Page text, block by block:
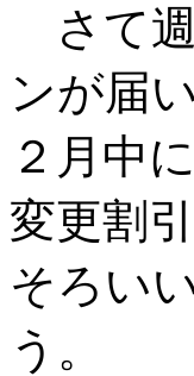
さて週
ンが届
２月中
変更割
そろい
う。